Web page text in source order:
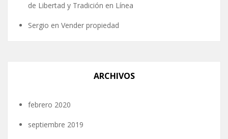
de Libertad y Tradición en Línea
Sergio en Vender propiedad
ARCHIVOS
febrero 2020
septiembre 2019